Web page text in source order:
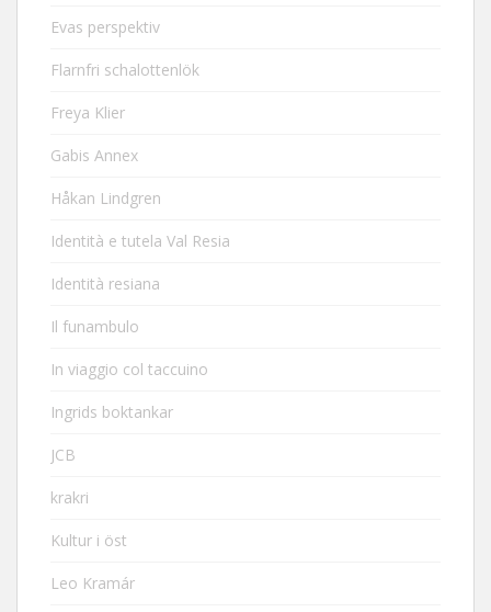
Evas perspektiv
Flarnfri schalottenlök
Freya Klier
Gabis Annex
Håkan Lindgren
Identità e tutela Val Resia
Identità resiana
Il funambulo
In viaggio col taccuino
Ingrids boktankar
JCB
krakri
Kultur i öst
Leo Kramár